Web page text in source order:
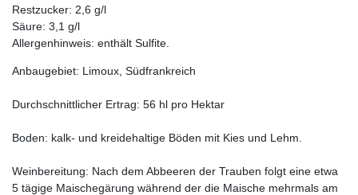
Restzucker: 2,6 g/l
Säure: 3,1 g/l
Allergenhinweis: enthält Sulfite.
Anbaugebiet: Limoux, Südfrankreich
Durchschnittlicher Ertrag: 56 hl pro Hektar
Boden: kalk- und kreidehaltige Böden mit Kies und Lehm.
Weinbereitung: Nach dem Abbeeren der Trauben folgt eine etwa
5 tägige Maischegärung während der die Maische mehrmals am